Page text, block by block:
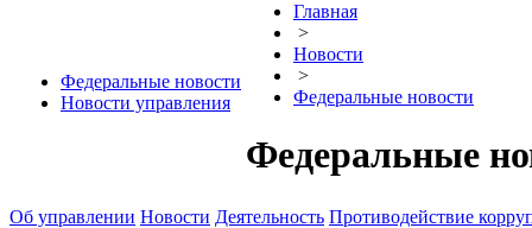
Федеральные новости
Новости управления
Главная
>
Новости
>
Федеральные новости
Федеральные
Об управлении Новости Деятельность Противодействие